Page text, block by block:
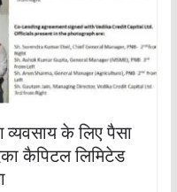
के लिए पैसा
कैपिटल लिमिटेड